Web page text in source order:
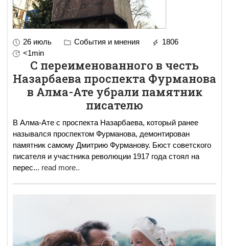
26 июль События и мнения
1806
<1min
С переименованного в честь
Назарбаева проспекта Фурманова
в Алма-Ате убрали памятник
писателю
В Алма-Ате с проспекта Назарбаева, который ранее
назывался проспектом Фурманова, демонтирован
памятник самому Дмитрию Фурманову. Бюст советского
писателя и участника революции 1917 года стоял на
перес... read more..